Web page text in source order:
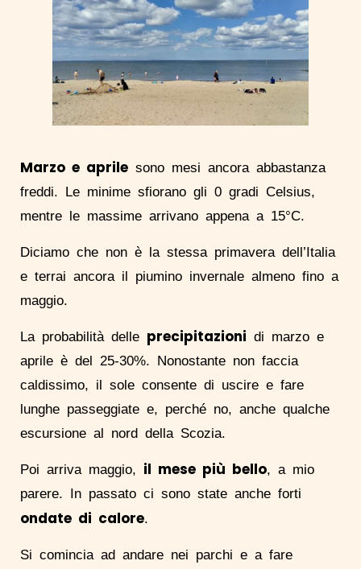
Marzo e aprile sono mesi ancora abbastanza
freddi. Le minime sfiorano gli 0 gradi Celsius,
mentre le massime arrivano appena a 15°C.
Diciamo che non è la stessa primavera dell’Italia
e terrai ancora il piumino invernale almeno fino a
maggio.
La probabilità delle precipitazioni di marzo e
aprile è del 25-30%. Nonostante non faccia
caldissimo, il sole consente di uscire e fare
lunghe passeggiate e, perché no, anche qualche
escursione al nord della Scozia.
Poi arriva maggio, il mese più bello, a mio
parere. In passato ci sono state anche forti
ondate di calore.
Si comincia ad andare nei parchi e a fare